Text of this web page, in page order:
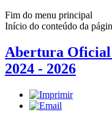
Fim do menu principal
Início do conteúdo da
Abertura
2024 - 2026